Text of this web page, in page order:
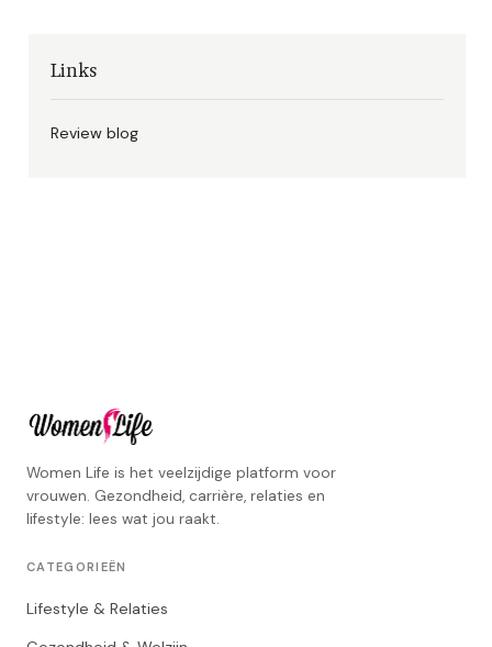
Links
Review blog
Women Life is het veelzijdige platform voor
vrouwen. Gezondheid, carrière, relaties en
lifestyle: lees wat jou raakt.
CATEGORIEËN
Lifestyle & Relaties